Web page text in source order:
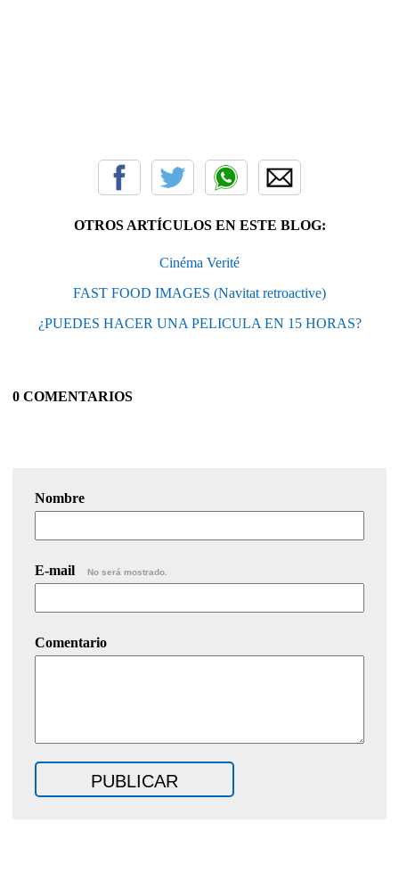
OTROS ARTÍCULOS EN ESTE BLOG:
Cinéma Verité
FAST FOOD IMAGES (Navitat retroactive)
¿PUEDES HACER UNA PELICULA EN 15 HORAS?
0 COMENTARIOS
Nombre
E-mail No será mostrado.
Comentario